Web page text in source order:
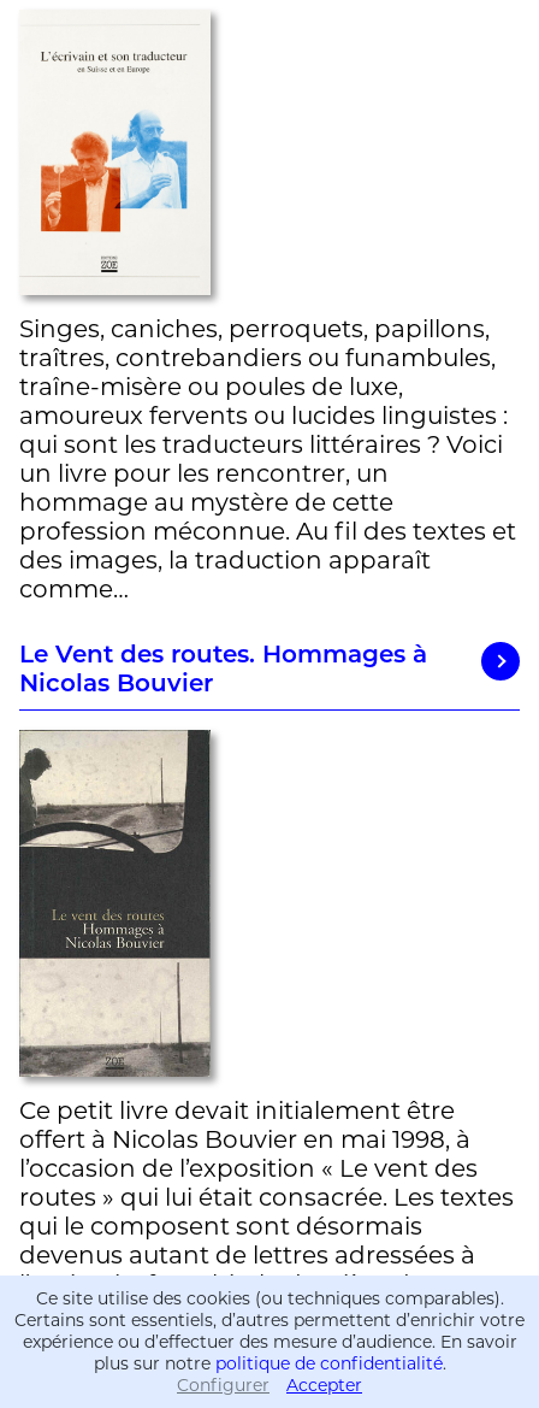
Informations
Informations
Singes, caniches, perroquets, papillons,
traîtres, contrebandiers ou funambules,
traîne-misère ou poules de luxe,
amoureux fervents ou lucides linguistes :
qui sont les traducteurs littéraires ? Voici
un livre pour les rencontrer, un
hommage au mystère de cette
profession méconnue. Au fil des textes et
des images, la traduction apparaît
comme…
Le Vent des routes. Hommages à
Nicolas Bouvier
Ce petit livre devait initialement être
offert à Nicolas Bouvier en mai 1998, à
l’occasion de l’exposition « Le vent des
routes » qui lui était consacrée. Les textes
qui le composent sont désormais
devenus autant de lettres adressées à
l’ami qui a franchi « la dernière douane ».
…
Swiss, made. La Suisse en dialogue
Ce site utilise des cookies (ou techniques comparables).
Certains sont essentiels, d’autres permettent d’enrichir votre
expérience ou d’effectuer des mesure d’audience. En savoir
plus sur notre politique de confidentialité.
Configurer
Accepter